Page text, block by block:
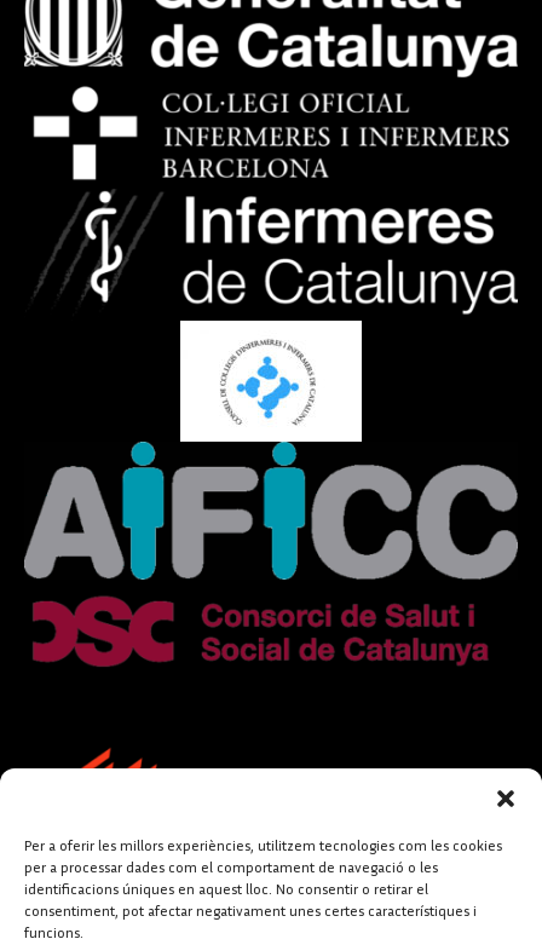
Per a oferir les millors experiències, utilitzem tecnologies com les cookies
per a processar dades com el comportament de navegació o les
identificacions úniques en aquest lloc. No consentir o retirar el
consentiment, pot afectar negativament unes certes característiques i
funcions.